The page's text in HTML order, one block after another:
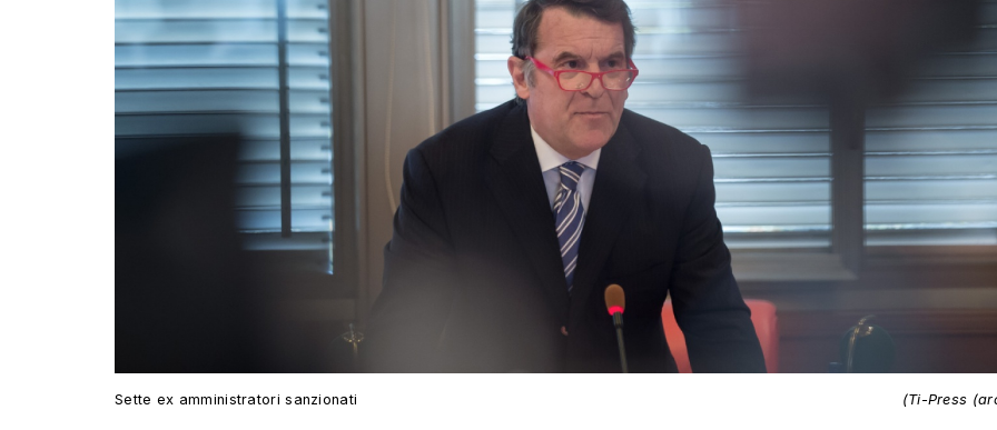
Sette ex amministratori sanzionati (Ti-Press